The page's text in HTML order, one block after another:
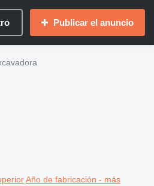
Publicar el anuncio
Año de fabricación - más